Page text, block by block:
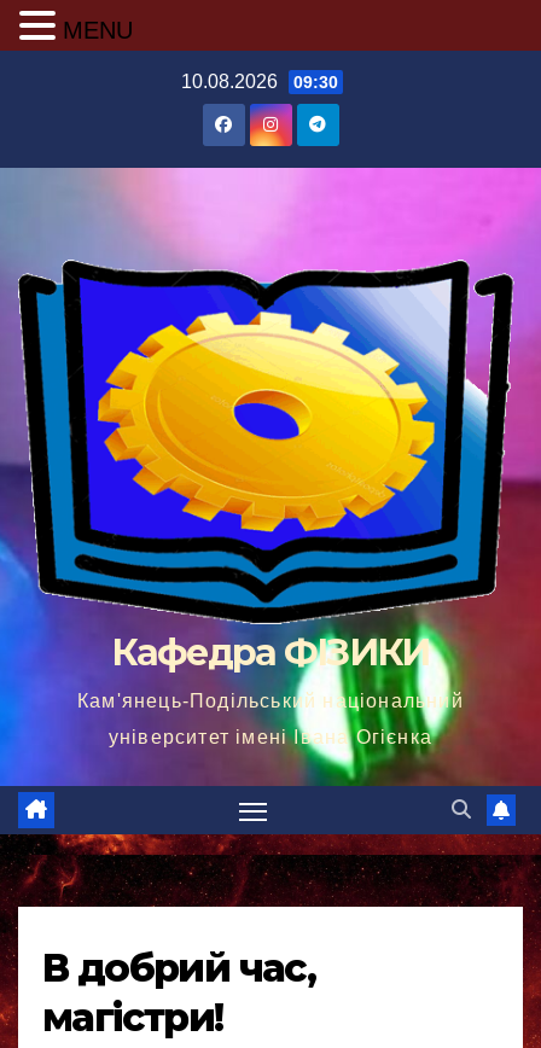
10.08.2026 09:30
Кафедра ФІЗИКИ
Кам'янець-Подільський національний
університет імені Івана Огієнка
В добрий час,
магістри!
MENU